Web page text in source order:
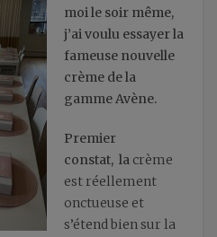
moi le soir même,
j’ai voulu essayer la
fameuse nouvelle
crème de la
gamme Avène.
Premier
constat, la crème
est réellement
onctueuse et
s’étend bien sur la